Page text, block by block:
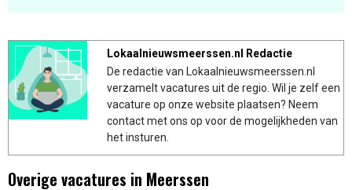
Lokaalnieuwsmeerssen.nl Redactie
De redactie van Lokaalnieuwsmeerssen.nl
verzamelt vacatures uit de regio. Wil je zelf een
vacature op onze website plaatsen? Neem
contact met ons op voor de mogelijkheden van
het insturen.
Overige vacatures in Meerssen